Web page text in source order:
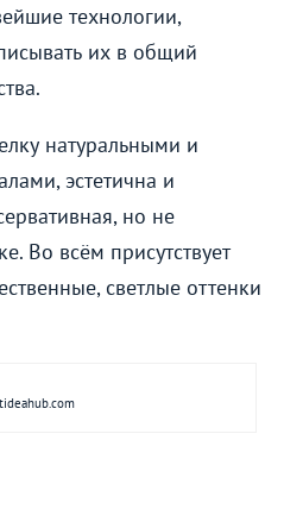
технологии,
их в общий
натуральными и
эстетична и
но не
Во всём присутствует
светлые оттенки